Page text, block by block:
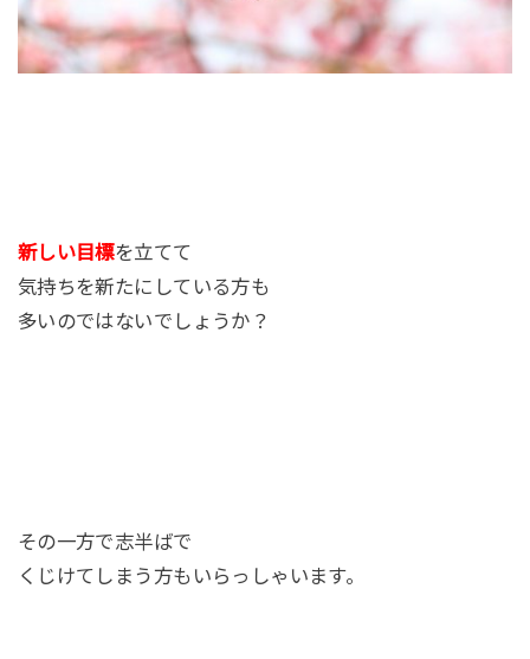
新しい目標を立てて
気持ちを新たにしている方も
多いのではないでしょうか？
その一方で志半ばで
くじけてしまう方もいらっしゃいます。